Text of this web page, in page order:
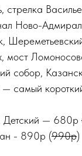
стрелка
Ново-
мост
собор,
самый
Детский — 680р
- 890р (990р)